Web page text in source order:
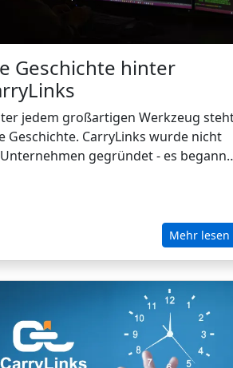
Geschichte hinter
jedem großartigen Werkzeug
Geschichte. CarryLinks wurde nicht
gegründet - es begann
Lesezeichen begann, hat sich
einer leistungsstarken Plattform
sichert und verändert.
Mehr lesen